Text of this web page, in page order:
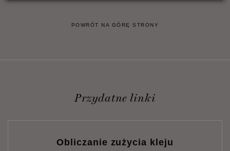
POWRÓT NA GÓRĘ STRONY
Przydatne linki
Obliczanie zużycia kleju